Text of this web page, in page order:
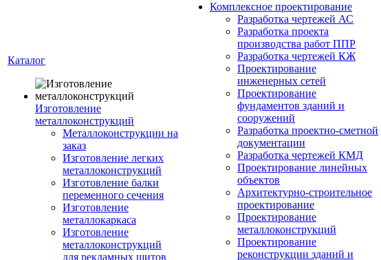
Каталог
Изготовление
металлоконструкций
Металлоконструкции на
заказ
Изготовление легких
металлоконструкций
Изготовление балки
переменного сечения
Изготовление
металлокаркаса
Изготовление
металлоконструкций
для рекламных щитов
Комплексное проектирование
Разработка чертежей АС
Разработка проекта
производства работ ППР
Разработка чертежей КЖ
Проектирование
инженерных сетей
Проектирование
фундаментов зданий и
сооружений
Разработка проектно-сметной
документации
Разработка чертежей КМД
Проектирование линейных
объектов
Архитектурно-строительное
проектирование
Проектирование
металлоконструкций
Проектирование
реконструкции зданий и